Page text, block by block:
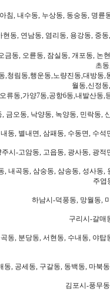
침, 내수동, 누상동, 동숭동, 명
동, 연남동, 염리동, 용강동, 중
금동, 오륜동, 잠실동, 개포동,
초
,청림동,행운동,노량진동,대방
월동,신정
오류동,가양7동,공항6동,내발산동,
금오동, 낙양동, 녹양동, 민락동,
동, 별내면, 삼패동, 수동면, 수
주시-고암동, 고읍동, 광사동, 광
내곡동, 삼숭동, 삼송동, 성사
주엽
하남시-덕풍동, 망월동,
구리시-갈매
동, 분당동, 서현동, 수내동, 야
동, 공세동, 구갈동, 동백동, 마북
김포시-풍무